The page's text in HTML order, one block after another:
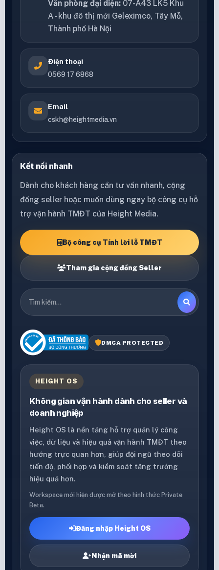
Văn phòng đại diện: 07-A43 LK5 Khu
A - khu đô thị mới Geleximco, Tây Mỗ,
Thành phố Hà Nội
Điện thoại
0569 17 6868
Email
cskh@heightmedia.vn
Kết nối nhanh
Dành cho khách hàng cần tư vấn nhanh, cộng
đồng seller hoặc muốn dùng ngay bộ công cụ hỗ
trợ vận hành TMĐT của Height Media.
Bộ công cụ Tính lời lỗ TMĐT
Tham gia cộng đồng Seller
DMCA PROTECTED
HEIGHT OS
Không gian vận hành dành cho seller và
doanh nghiệp
Height OS là nền tảng hỗ trợ quản lý công
việc, dữ liệu và hiệu quả vận hành TMĐT theo
hướng trực quan hơn, giúp đội ngũ theo dõi
tiến độ, phối hợp và kiểm soát tăng trưởng
hiệu quả hơn.
Workspace mới hiện được mở theo hình thức Private
Beta.
Đăng nhập Height OS
Nhận mã mời